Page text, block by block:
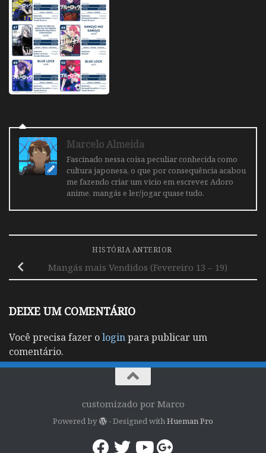
Marcelo Almeida
Fascinado nessa coisa peculiar conhecida como
cultura japonesa, o que por consequência acabou
me fazendo criar um vicio em escrever. Adoro
anime, mangás e ler/jogar quase tudo.
HISTÓRIA ANTERIOR
Mangás mais Vendidos (Fevereiro 13 – 19)
DEIXE UM COMENTÁRIO
Você precisa fazer ologinpara publicar um
comentário.
customizado por Marco
Powered by - Designed withHueman Pro